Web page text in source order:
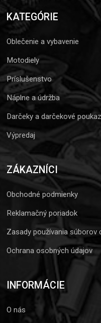
KATEGÓRIE
Oblečenie a vybavenie
Motodiely
Príslušenstvo
Náplne a údržba
Darčeky a darčekové
Výpredaj
ZÁKAZNÍCI
Obchodné podmienky
Reklamačný poriadok
Zasady používania súborov
Ochrana osobných údajov
INFORMÁCIE
O nás